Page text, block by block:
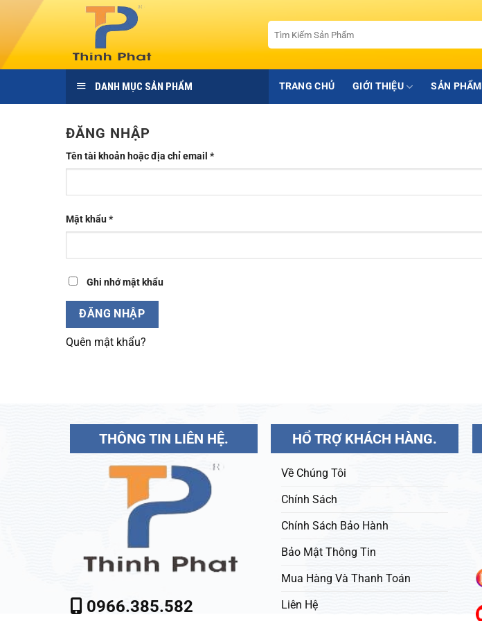
dung
Tìm
kiếm:
DANH MỤC SẢN PHẨM TRANG CHỦ GIỚI THIỆU SẢN PHẨM
ĐĂNG NHẬP
Tên tài khoản hoặc địa chỉ email *Bắt
buộc
Mật khẩu*Bắt
buộc
Ghi nhớ mật khẩu
ĐĂNG NHẬP
Quên mật khẩu?
THÔNG TIN LIÊN HỆ.
0966.385.582
HỔ TRỢ KHÁCH HÀNG.
Về Chúng Tôi
Chính Sách
Chính Sách Bảo Hành
Bảo Mật Thông Tin
Mua Hàng Và Thanh Toán
Liên Hệ